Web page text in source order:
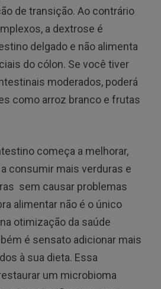
de transição. Ao contrário
a dextrose é
delgado e não alimenta
do cólon. Se você tiver
moderados, poderá
como arroz branco e frutas
começa a melhorar,
consumir mais verduras e
sem causar problemas
alimentar não é o único
otimização da saúde
é sensato adicionar mais
à sua dieta. Essa
um microbioma